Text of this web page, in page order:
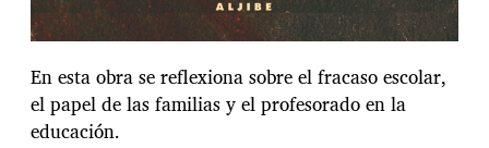
En esta obra se reflexiona sobre el fracaso escolar,
el papel de las familias y el profesorado en la
educación.